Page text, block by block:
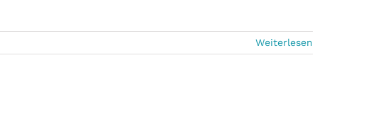
Weiterlesen